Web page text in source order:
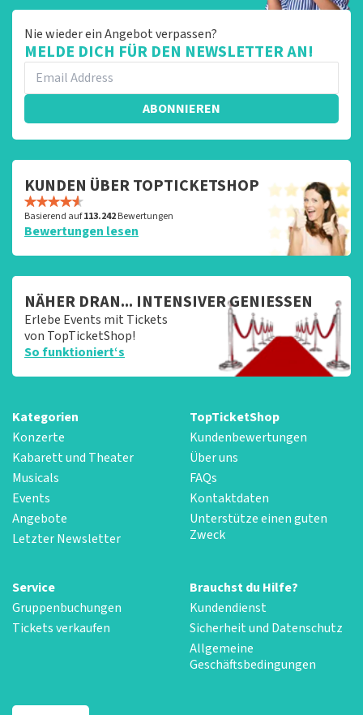
Nie wieder ein Angebot verpassen?
MELDE DICH FÜR DEN NEWSLETTER AN!
ABONNIEREN
KUNDEN ÜBER TOPTICKETSHOP
Basierend auf113.242Bewertungen
Bewertungen lesen
NÄHER DRAN... INTENSIVER GENIESSEN
Erlebe Events mit Tickets
von TopTicketShop!
So funktioniert‘s
Kategorien
Konzerte
Kabarett und Theater
Musicals
Events
Angebote
Letzter Newsletter
TopTicketShop
Kundenbewertungen
Über uns
FAQs
Kontaktdaten
Unterstütze einen guten
Zweck
Service
Gruppenbuchungen
Tickets verkaufen
Brauchst du Hilfe?
Kundendienst
Sicherheit und Datenschutz
Allgemeine
Geschäftsbedingungen